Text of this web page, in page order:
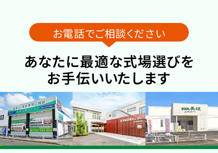
お電話でご相談ください
あなたに最適な式場選びを
お手伝いいたします